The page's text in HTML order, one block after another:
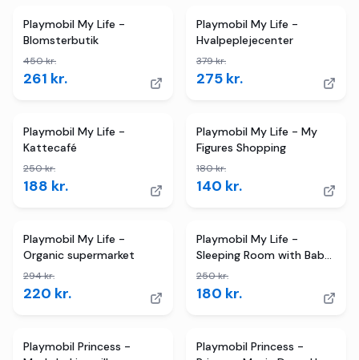
2butikker
Playmobil My Life -
Blomsterbutik
450kr.
261 kr.
4butikker
Playmobil My Life -
Hvalpeplejecenter
379kr.
275 kr.
3butikker
Playmobil My Life -
Kattecafé
250kr.
188 kr.
TILBUD
3butikker
Playmobil My Life - My
Figures Shopping
180kr.
140 kr.
2butikker
Playmobil My Life -
Organic supermarket
294kr.
220 kr.
2butikker
Playmobil My Life -
Sleeping Room with Baby
Play Corner
250kr.
180 kr.
TILBUD
Playmobil Princess -
Playmobil Princess -